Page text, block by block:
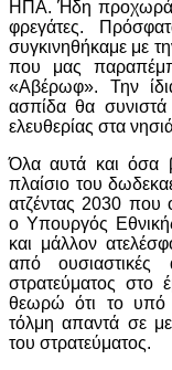
ΗΠΑ. Ήδη προχωρά
φρεγάτες.
συγκινηθήκαμε με
που μας
«Αβέρωφ». Την
ασπίδα θα συνιστά
ελευθερίας στα
Όλα αυτά και όσα
πλαίσιο του
ατζέντας 2030 που
ο Υπουργός
και μάλλον
από
στρατεύματος στο
θεωρώ ότι το υπό
τόλμη απαντά σε
του στρατεύματος.